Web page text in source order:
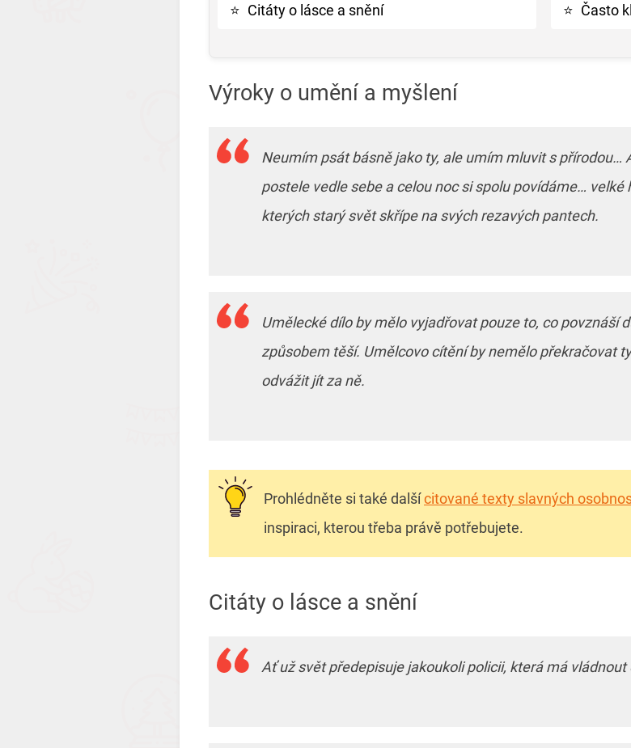
⭐ Citáty o lásce a snění ⭐ Často
Výroky o umění a myšlení
Neumím psát básně jako ty, ale umím mluvit s přírodou…
postele vedle sebe a celou noc si spolu povídáme… velké
kterých starý svět skřípe na svých rezavých pantech.
Umělecké dílo by mělo vyjadřovat pouze to, co povznáší
způsobem těší. Umělcovo cítění by nemělo překračovat
odvážit jít za ně.
Prohlédněte si také dalšícitované texty slavných
inspiraci, kterou třeba právě potřebujete.
Citáty o lásce a snění
Ať už svět předepisuje jakoukoli policii, která má